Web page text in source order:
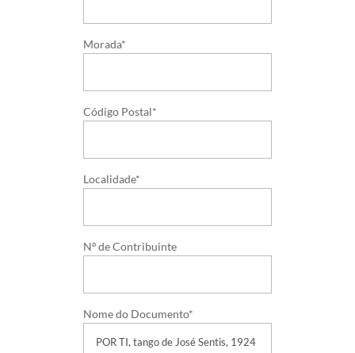
Morada*
Código Postal*
Localidade*
Nº de Contribuinte
Nome do Documento*